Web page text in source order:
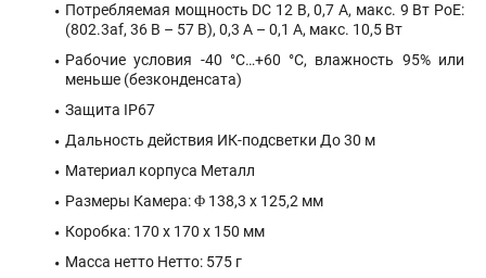
Потребляемая мощность DC 12 В, 0,7 А, макс. 9 Вт PoE:
(802.3af, 36 В – 57 В), 0,3 A – 0,1 A, макс. 10,5 Вт
Рабочие условия -40 °C…+60 °C, влажность 95% или
меньше (безконденсата)
Защита IP67
Дальность действия ИК-подсветки До 30 м
Материал корпуса Металл
Размеры Камера: Φ 138,3 x 125,2 мм
Коробка: 170 x 170 x 150 мм
Масса нетто Нетто: 575 г